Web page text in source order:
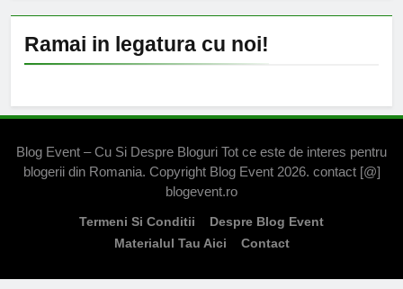
Ramai in legatura cu noi!
Blog Event – Cu Si Despre Bloguri Tot ce este de interes pentru
blogerii din Romania. Copyright Blog Event 2026. contact [@]
blogevent.ro
Termeni Si Conditii
Despre Blog Event
Materialul Tau Aici
Contact